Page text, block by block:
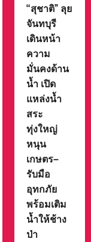
“สุชาติ” ลุย
จันทบุรี
เดินหน้า
ความ
มั่นคงด้าน
น้ำ เปิด
แหล่งน้ำ
สระ
ทุ่งใหญ่
หนุน
เกษตร–
รับมือ
อุทกภัย
พร้อมเติม
น้ำให้ช้าง
ป่า